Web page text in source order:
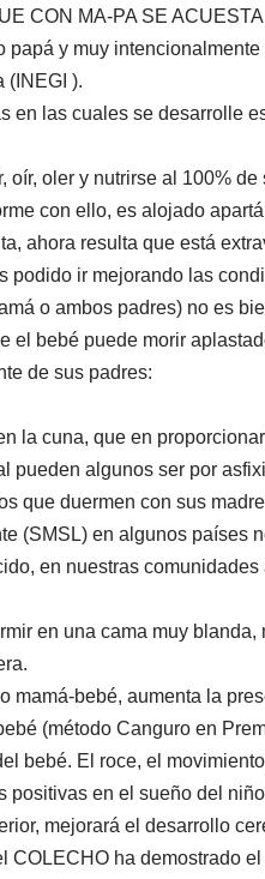
CON MA-PA SE
y muy
(INEGI ).
en las cuales se desarrolle
oler y nutrirse al 100%
con ello, es alojado
ahora resulta que está
podido ir mejorando las
o ambos padres) no es
el bebé puede morir
de sus padres:
la cuna, que en
pueden algunos ser por
que duermen con sus
(SMSL) en algunos
en nuestras
en una cama muy
bebé, aumenta la
(método Canguro en
bebé. El roce, el
en el sueño del
mejorará el desarrollo
ha demostrado